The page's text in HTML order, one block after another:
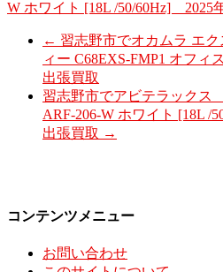
W ホワイト [18L /50/60Hz] 2025
← 習志野市でオカムラ エ
ィー C68EXS-FMP1 オフ
出張買取
習志野市でアビテラック
ARF-206-W ホワイト [18L
出張買取 →
コンテンツメニュー
お問い合わせ